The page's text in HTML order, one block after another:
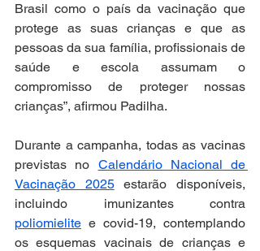
Brasil como o país da vacinação que
protege as suas crianças e que as
pessoas da sua família, profissionais de
saúde e escola assumam o
compromisso de proteger nossas
crianças”, afirmou Padilha.
Durante a campanha, todas as vacinas
previstas no Calendário Nacional de
Vacinação 2025 estarão disponíveis,
poliomielite e covid-19, contemplando
os esquemas vacinais de crianças e